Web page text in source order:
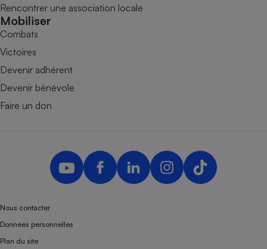
Rencontrer une association locale
Mobiliser
Combats
Victoires
Devenir adhérent
Devenir bénévole
Faire un don
Nous contacter
Données personnelles
Plan du site